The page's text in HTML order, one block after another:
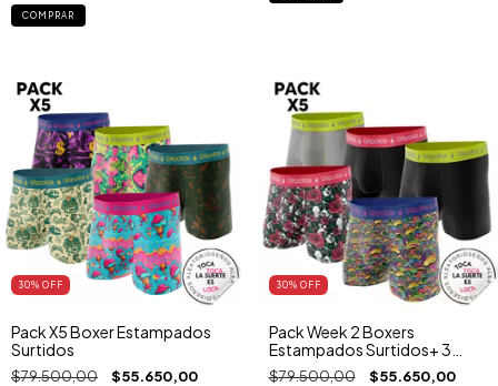
COMPRAR
30% OFF
Pack X5 Boxer Estampados
Surtidos
$79.500,00 $55.650,00
30% OFF
Pack Week 2 Boxers
Estampados Surtidos+ 3
Boxers Clásicos
$79.500,00 $55.650,00